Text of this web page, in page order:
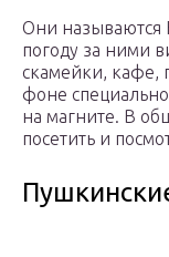
Они
погоду за ними
скамейки, кафе,
фоне
на магните. В
посетить и